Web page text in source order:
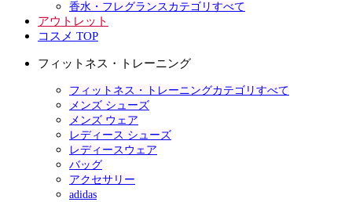
香水・フレグランスカテゴリすべて
アウトレット
コスメ TOP
フィットネス・トレーニング
フィットネス・トレーニングカテゴリすべて
メンズ シューズ
メンズ ウェア
レディース シューズ
レディースウェア
バッグ
アクセサリー
adidas